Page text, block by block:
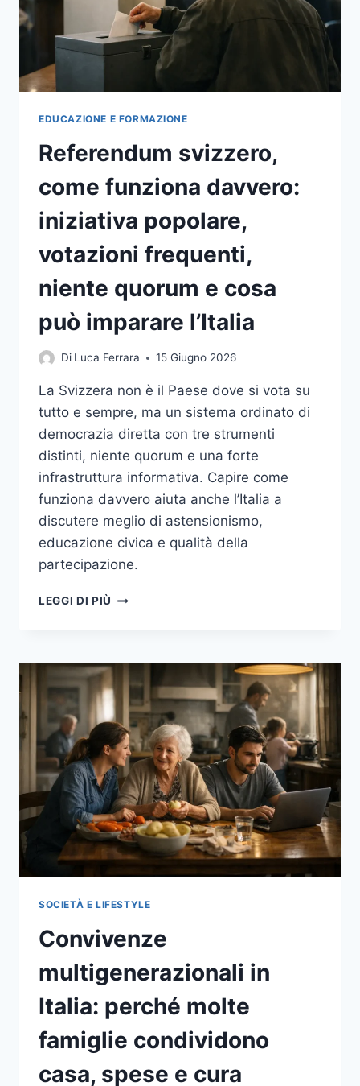
A
RIPENSARE
SERVIZIO
ESPERIENZA
CIBO
EDUCAZIONE E FORMAZIONE
Referendum svizzero,
come funziona davvero:
iniziativa popolare,
votazioni frequenti,
niente quorum e cosa
può imparare l’Italia
Di Luca Ferrara 15 Giugno 2026
La Svizzera non è il Paese dove si vota su
tutto e sempre, ma un sistema ordinato di
democrazia diretta con tre strumenti
distinti, niente quorum e una forte
infrastruttura informativa. Capire come
funziona davvero aiuta anche l’Italia a
discutere meglio di astensionismo,
educazione civica e qualità della
partecipazione.
LEGGI DI PIÙ REFERENDUM
DAVVERO:
INIZIATIVA
POPOLARE,
VOTAZIONI
FREQUENTI,
NIENTE
QUORUM
E
COSA
PUÒ
IMPARARE
L’ITALIA
SOCIETÀ E LIFESTYLE
Convivenze
multigenerazionali in
Italia: perché molte
famiglie condividono
casa, spese e cura